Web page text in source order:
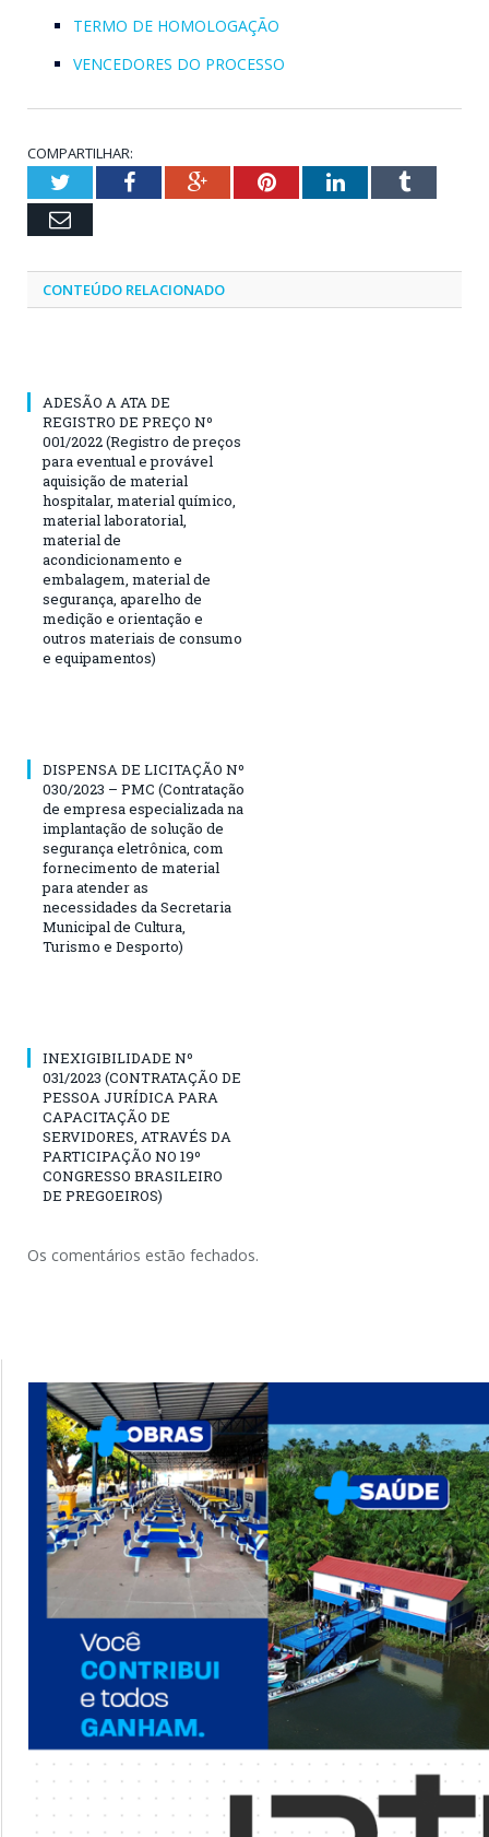
TERMO DE HOMOLOGAÇÃO
VENCEDORES DO PROCESSO
COMPARTILHAR:
TwitterFacebookGoogle+PinterestLinkedInTumblr
Email
CONTEÚDO RELACIONADO
ADESÃO A ATA DE
REGISTRO DE PREÇO Nº
001/2022 (Registro de preços
para eventual e provável
aquisição de material
hospitalar, material químico,
material laboratorial,
material de
acondicionamento e
embalagem, material de
segurança, aparelho de
medição e orientação e
outros materiais de consumo
e equipamentos)
DISPENSA DE LICITAÇÃO Nº
030/2023 – PMC (Contratação
de empresa especializada na
implantação de solução de
segurança eletrônica, com
fornecimento de material
para atender as
necessidades da Secretaria
Municipal de Cultura,
Turismo e Desporto)
INEXIGIBILIDADE Nº
031/2023 (CONTRATAÇÃO DE
PESSOA JURÍDICA PARA
CAPACITAÇÃO DE
SERVIDORES, ATRAVÉS DA
PARTICIPAÇÃO NO 19º
CONGRESSO BRASILEIRO
DE PREGOEIROS)
Os comentários estão fechados.